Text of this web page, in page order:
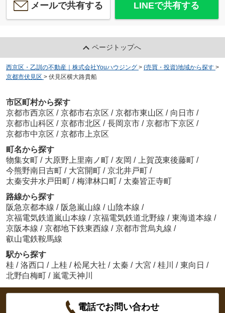
メールで共有する LINEで共有する
ページトップへ
西京区・乙訓の不動産｜株式会社Youハウジング > (売買・投資)地域から探す >
京都市伏見区 > 伏見区横大路貴船
市区町村から探す
京都市西京区 / 京都市右京区 / 京都市東山区 / 向日市 /
京都市山科区 / 京都市北区 / 長岡京市 / 京都市下京区 /
京都市中京区 / 京都市上京区
町名から探す
物集女町 / 大原野上里南ノ町 / 友岡 / 上賀茂東後藤町 /
今熊野南日吉町 / 大宮開町 / 京北井戸町 /
太秦安井水戸田町 / 梅津林口町 / 太秦皆正寺町
路線から探す
阪急京都本線 / 阪急嵐山線 / 山陰本線 /
京福電気鉄道嵐山本線 / 京福電気鉄道北野線 / 東海道本線 /
京阪本線 / 京都地下鉄東西線 / 京都市営烏丸線 /
叡山電鉄鞍馬線
駅から探す
桂 / 洛西口 / 上桂 / 松尾大社 / 太秦 / 大宮 / 桂川 / 東向日 /
北野白梅町 / 嵐電天神川
電話でお問い合わせ